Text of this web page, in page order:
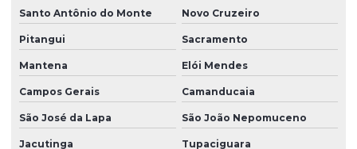
Santo Antônio do Monte Novo Cruzeiro
Pitangui Sacramento
Mantena Elói Mendes
Campos Gerais Camanducaia
São José da Lapa São João Nepomuceno
Jacutinga Tupaciguara